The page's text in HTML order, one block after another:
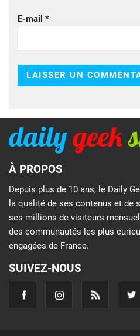
E-mail *
À PROPOS
Depuis plus de 10 ans, le Daily
la qualité de ses contenus et de
ses millions de visiteurs
des communautés les plus
engagées de France.
SUIVEZ-NOUS